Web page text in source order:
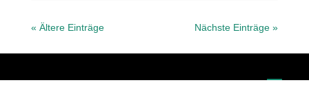
« Ältere Einträge Nächste Einträge »